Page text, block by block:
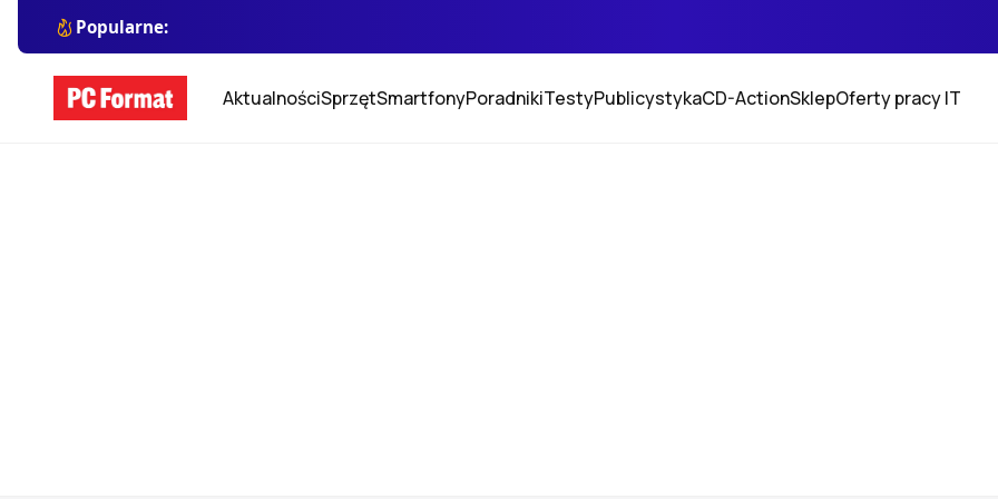
Popularne:
AktualnościSprzętSmartfonyPoradnikiTestyPublicystykaCD-ActionSklepOferty pracy IT